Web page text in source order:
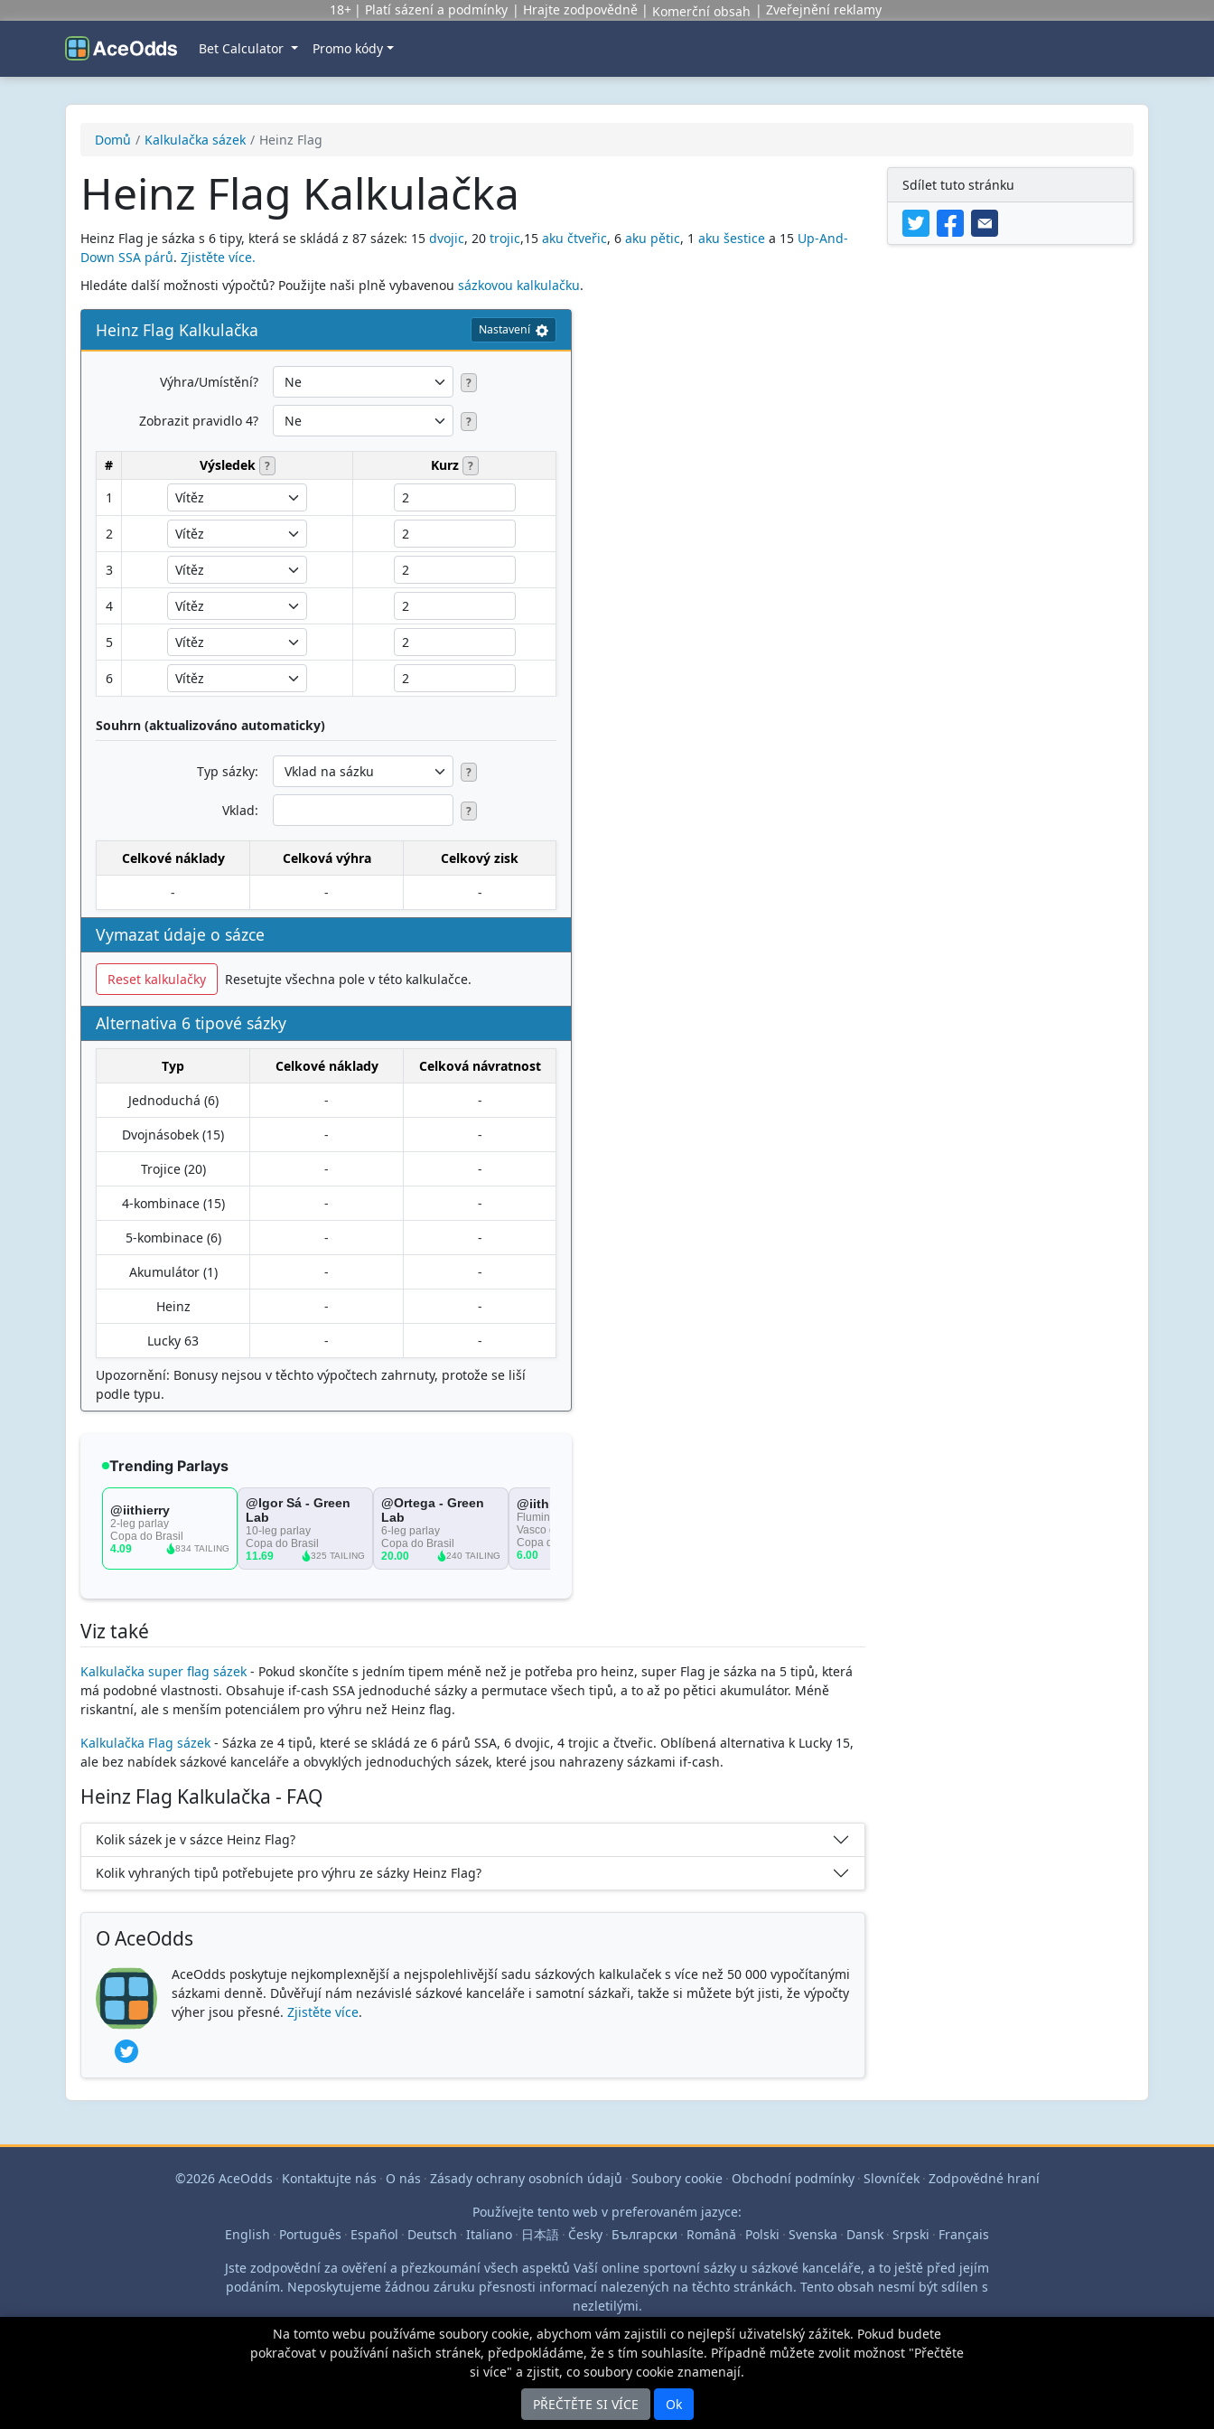
18+ Platí sázení a podmínky Hrajte zodpovědně Komerční obsah Zveřejnění reklamy
Bet Calculator Promo kódy
Domů Kalkulačka sázek Heinz Flag
Heinz Flag Kalkulačka
Heinz Flag je sázka s 6 tipy, která se skládá z 87 sázek: 15 dvojic, 20 trojic,15 aku čtveřic, 6 aku pětic, 1 aku šestice a 15 Up-And-
Down SSA párů. Zjistěte více.
Hledáte další možnosti výpočtů? Použijte naši plně vybavenou sázkovou kalkulačku.
Heinz Flag Kalkulačka Nastavení
Výhra/Umístění? ?
Zobrazit pravidlo 4? ?
# Výsledek ? Kurz ?
1
2
3
4
5
6
Souhrn (aktualizováno automaticky)
Typ sázky: ?
Vklad: ?
Celkové náklady Celková výhra
Celkový zisk
-
- -
Vymazat údaje o sázce
Reset kalkulačky Resetujte všechna pole v této kalkulačce.
Alternativa 6 tipové sázky
Typ Celkové náklady
Celková návratnost
Jednoduchá (6)
-
-
Dvojnásobek (15)
-
-
Trojice (20)
-
-
4-kombinace (15)
-
-
5-kombinace (6)
-
-
Akumulátor (1)
-
-
Heinz
-
-
Lucky 63
-
-
Upozornění: Bonusy nejsou v těchto výpočtech zahrnuty, protože se liší
podle typu.
Viz také
Kalkulačka super flag sázek - Pokud skončíte s jedním tipem méně než je potřeba pro heinz, super Flag je sázka na 5 tipů, která
má podobné vlastnosti. Obsahuje if-cash SSA jednoduché sázky a permutace všech tipů, a to až po pětici akumulátor. Méně
riskantní, ale s menším potenciálem pro výhru než Heinz flag.
Kalkulačka Flag sázek - Sázka ze 4 tipů, které se skládá ze 6 párů SSA, 6 dvojic, 4 trojic a čtveřic. Oblíbená alternativa k Lucky 15,
ale bez nabídek sázkové kanceláře a obvyklých jednoduchých sázek, které jsou nahrazeny sázkami if-cash.
Heinz Flag Kalkulačka - FAQ
Kolik sázek je v sázce Heinz Flag?
Kolik vyhraných tipů potřebujete pro výhru ze sázky Heinz Flag?
O AceOdds
AceOdds poskytuje nejkomplexnější a nejspolehlivější sadu sázkových kalkulaček s více než 50 000 vypočítanými
sázkami denně. Důvěřují nám nezávislé sázkové kanceláře i samotní sázkaři, takže si můžete být jisti, že výpočty
výher jsou přesné. Zjistěte více.
Sdílet tuto stránku
©2026 AceOdds · Kontaktujte nás · O nás · Zásady ochrany osobních údajů · Soubory cookie · Obchodní podmínky · Slovníček · Zodpovědné hraní
Používejte tento web v preferovaném jazyce:
English · Português · Español · Deutsch · Italiano · 日本語 · Česky · Български · Română · Polski · Svenska · Dansk · Srpski · Français
Jste zodpovědní za ověření a přezkoumání všech aspektů Vaší online sportovní sázky u sázkové kanceláře, a to ještě před jejím
podáním. Neposkytujeme žádnou záruku přesnosti informací nalezených na těchto stránkách. Tento obsah nesmí být sdílen s
nezletilými.
Na tomto webu používáme soubory cookie, abychom vám zajistili co nejlepší uživatelský zážitek. Pokud budete
pokračovat v používání našich stránek, předpokládáme, že s tím souhlasíte. Případně můžete zvolit možnost "Přečtěte
si více" a zjistit, co soubory cookie znamenají.
PŘEČTĚTE SI VÍCE
Ok